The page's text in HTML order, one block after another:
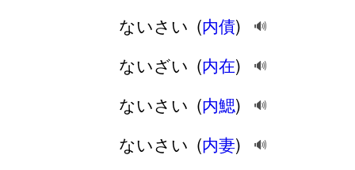
ないさい (内債) 🔊
ないざい (内在) 🔊
ないさい (内鰓) 🔊
ないさい (内妻) 🔊